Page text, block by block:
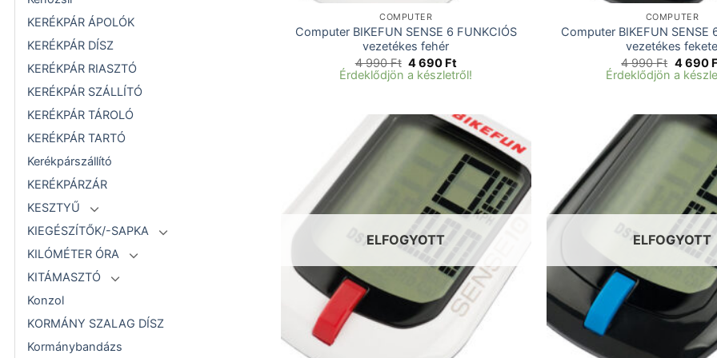
KERÉKPÁR ÁPOLÓK
KERÉKPÁR DÍSZ
KERÉKPÁR RIASZTÓ
KERÉKPÁR SZÁLLÍTÓ
KERÉKPÁR TÁROLÓ
KERÉKPÁR TARTÓ
Kerékpárszállító
KERÉKPÁRZÁR
KESZTYŰ
KIEGÉSZÍTŐK/-SAPKA
KILÓMÉTER ÓRA
KITÁMASZTÓ
Konzol
KORMÁNY SZALAG DÍSZ
Kormánybandázs
COMPUTER
Computer BIKEFUN SENSE 6 FUNKCIÓS
vezetékes fehér
4 990Ft Original
price
4 690 Ft
price
Érdeklődjön a készletről!
COMPUTER
Computer BIKEFUN SENSE
vezetékes fekete
4 990Ft Original
price
4 690
Érdeklődjön a
ELFOGYOTT ELFOGYOTT